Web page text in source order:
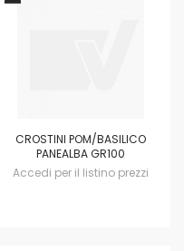
CROSTINI POM/BASILICO
PANEALBA GR100
Accedi per il listino prezzi